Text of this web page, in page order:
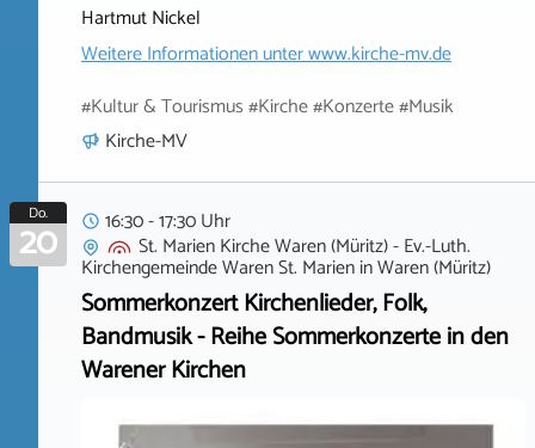
Hartmut Nickel
Weitere Informationen unterwww.kirche-mv.de
#Kultur & Tourismus #Kirche #Konzerte #Musik
Kirche-MV
Do.
20
16:30 - 17:30 Uhr
St. Marien Kirche Waren (Müritz) - Ev.-Luth.
Kirchengemeinde Waren St. MarieninWaren (Müritz)
Sommerkonzert Kirchenlieder, Folk,
Bandmusik - Reihe Sommerkonzerte in den
Warener Kirchen